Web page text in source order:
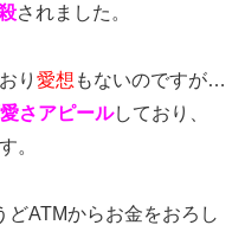
されました。
り 愛想 もないのですが…
さアピールしており、
。
ATMからお金をおろし